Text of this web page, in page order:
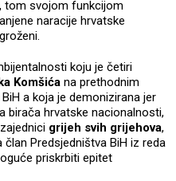
tom svojom funkcijom
naracije hrvatske
koju je četiri
Komšića na prethodnim
a koja je demonizirana jer
birača hrvatske nacionalnosti,
grijeh svih grijehova,
Predsjedništva BiH iz reda
priskrbiti epitet